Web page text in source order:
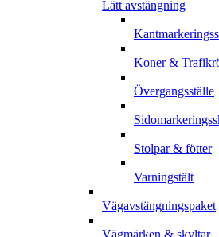
Lätt avstängning
Koner &
Övergangsställe
Stolpar & fötter
Varningstält
Vägavstängningspaket
Vägmärken & skyltar